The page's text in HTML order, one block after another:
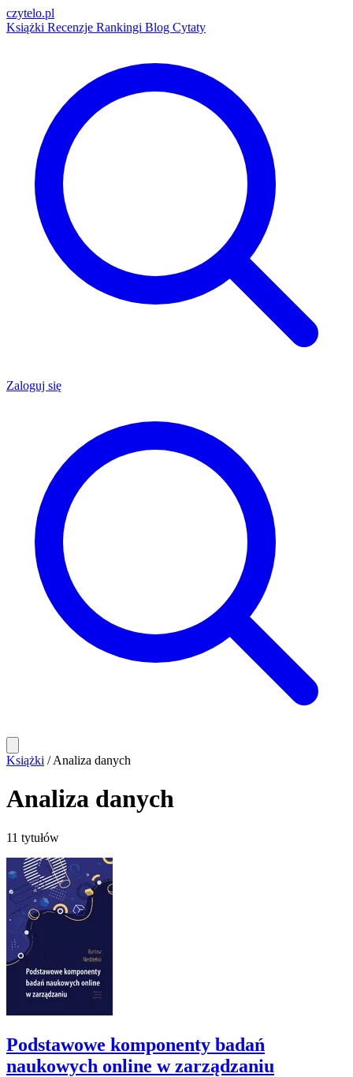
czytelo.pl
Książki Recenzje Rankingi Blog Cytaty
Zaloguj się
Książki / Analiza danych
Analiza danych
11 tytułów
Podstawowe komponenty badań
naukowych online w zarządzaniu